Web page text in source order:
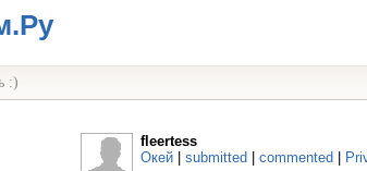
:)
fleertess
Окей
submitted commented